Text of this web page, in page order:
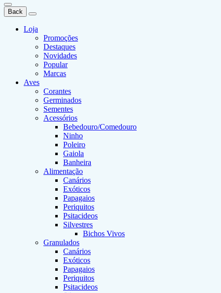
Back
Loja
Promoções
Destaques
Novidades
Popular
Marcas
Aves
Corantes
Germinados
Sementes
Acessórios
Bebedouro/Comedouro
Ninho
Poleiro
Gaiola
Banheira
Alimentação
Canários
Exóticos
Papagaios
Periquitos
Psitacideos
Silvestres
Bichos Vivos
Granulados
Canários
Exóticos
Papagaios
Periquitos
Psitacideos